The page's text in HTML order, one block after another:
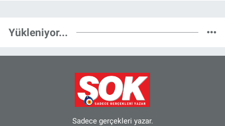
Yükleniyor...
Sadece gerçekleri yazar.